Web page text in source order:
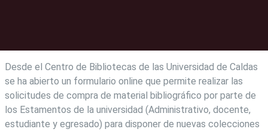
Desde el Centro de Bibliotecas de las Universidad de Caldas
se ha abierto un formulario online que permite realizar las
solicitudes de compra de material bibliográfico por parte de
los Estamentos de la universidad (Administrativo, docente,
estudiante y egresado) para disponer de nuevas colecciones